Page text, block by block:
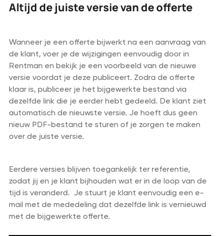
Altijd de juiste versie van de offerte
Wanneer je een offerte bijwerkt na een aanvraag van
de klant, voer je de wijzigingen eenvoudig door in
Rentman en bekijk je een voorbeeld van de nieuwe
versie voordat je deze publiceert. Zodra de offerte
klaar is, publiceer je het bijgewerkte bestand via
dezelfde link die je eerder hebt gedeeld. De klant ziet
automatisch de nieuwste versie. Je hoeft dus geen
nieuw PDF-bestand te sturen of je zorgen te maken
over de juiste versie.
Eerdere versies blijven toegankelijk ter referentie,
zodat jij en je klant bijhouden wat er in de loop van de
tijd is veranderd. Je stuurt je klant eenvoudig een e-
mail met de mededeling dat dezelfde link is vernieuwd
met de bijgewerkte offerte.